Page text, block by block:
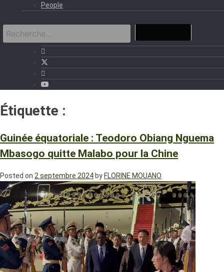
People
Étiquette :
Guinée équatoriale : Teodoro Obiang Nguema
Mbasogo quitte Malabo pour la Chine
Posted on 2 septembre 2024 by FLORINE MOUANO